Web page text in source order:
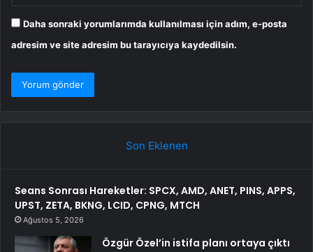
Daha sonraki yorumlarımda kullanılması için adım, e-posta
adresim ve site adresim bu tarayıcıya kaydedilsin.
Son Eklenen
Seans Sonrası Hareketler: SPCX, AMD, ANET, PINS, APPS,
UPST, ZETA, BKNG, LCID, CPNG, MTCH
Ağustos 5, 2026
Özgür Özel’in istifa planı ortaya çıktı